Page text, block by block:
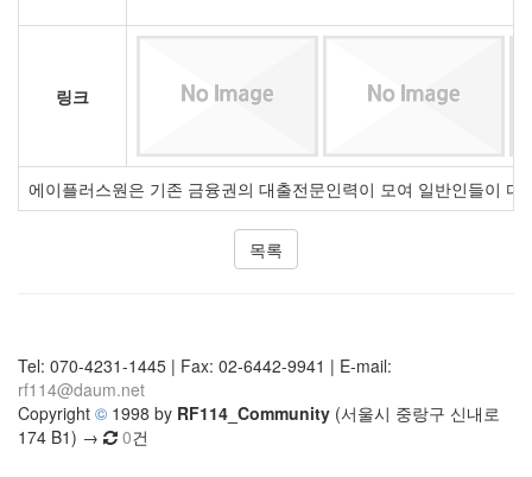
링크
에이플러스원은 기존 금융권의 대출전문인력이 모여 일반인들이
목록
Tel: 070-4231-1445 | Fax: 02-6442-9941 | E-mail:
rf114@daum.net
Copyright © 1998 by RF114_Community (서울시 중랑구 신내로
174 B1) →
0건